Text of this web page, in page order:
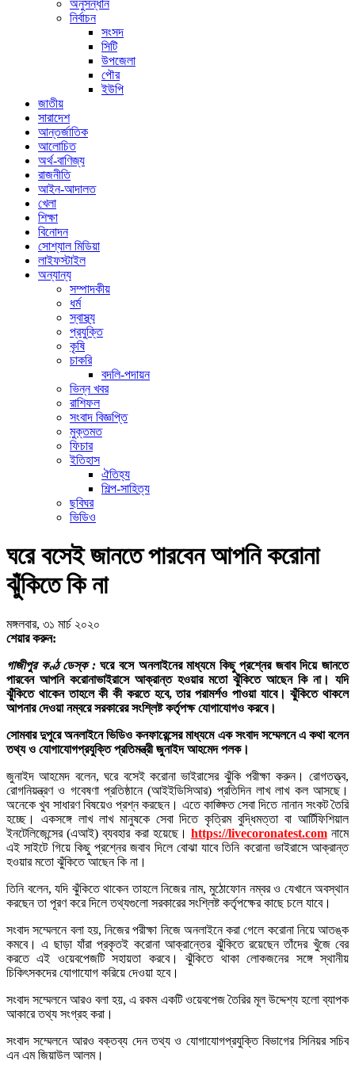
অনুসন্ধান
নির্বাচন
সংসদ
সিটি
উপজেলা
পৌর
ইউপি
জাতীয়
সারাদেশ
আন্তর্জাতিক
আলোচিত
অর্থ-বাণিজ্য
রাজনীতি
আইন-আদালত
খেলা
শিক্ষা
বিনোদন
সোশ্যাল মিডিয়া
লাইফস্টাইল
অন্যান্য
সম্পাদকীয়
ধর্ম
স্বাস্থ্য
প্রযুক্তি
কৃষি
চাকরি
বদলি-পদায়ন
ভিন্ন খবর
রাশিফল
সংবাদ বিজ্ঞপ্তি
মুক্তমত
ফিচার
ইতিহাস
ঐতিহ্য
শিল্প-সাহিত্য
ছবিঘর
ভিডিও
ঘরে বসেই জানতে পারবেন আপনি করোনা
ঝুঁকিতে কি না
মঙ্গলবার, ৩১ মার্চ ২০২০
শেয়ার করুন:
গাজীপুর কণ্ঠ ডেস্ক :ঘরে বসে অনলাইনের মাধ্যমে কিছু প্রশ্নের জবাব দিয়ে জানতে
পারবেন আপনি করোনাভাইরাসে আক্রান্ত হওয়ার মতো ঝুঁকিতে আছেন কি না। যদি
ঝুঁকিতে থাকেন তাহলে কী কী করতে হবে, তার পরামর্শও পাওয়া যাবে। ঝুঁকিতে থাকলে
আপনার দেওয়া নম্বরে সরকারের সংশ্লিষ্ট কর্তৃপক্ষ যোগাযোগও করবে।
সোমবার দুপুরে অনলাইনে ভিডিও কনফারেন্সের মাধ্যমে এক সংবাদ সম্মেলনে এ কথা বলেন
তথ্য ও যোগাযোগপ্রযুক্তি প্রতিমন্ত্রী জুনাইদ আহমেদ পলক।
জুনাইদ আহমেদ বলেন, ঘরে বসেই করোনা ভাইরাসের ঝুঁকি পরীক্ষা করুন। রোগতত্ত্ব,
রোগনিয়ন্ত্রণ ও গবেষণা প্রতিষ্ঠানে (আইইডিসিআর) প্রতিদিন লাখ লাখ কল আসছে।
অনেকে খুব সাধারণ বিষয়েও প্রশ্ন করছেন। এতে কাঙ্ক্ষিত সেবা দিতে নানান সংকট তৈরি
হচ্ছে। একসঙ্গে লাখ লাখ মানুষকে সেবা দিতে কৃত্রিম বুদ্ধিমত্তা বা আর্টিফিশিয়াল
ইনটেলিজেন্সের (এআই) ব্যবহার করা হয়েছে। https://livecoronatest.comনামে
এই সাইটে গিয়ে কিছু প্রশ্নের জবাব দিলে বোঝা যাবে তিনি করোনা ভাইরাসে আক্রান্ত
হওয়ার মতো ঝুঁকিতে আছেন কি না।
তিনি বলেন, যদি ঝুঁকিতে থাকেন তাহলে নিজের নাম, মুঠোফোন নম্বর ও যেখানে অবস্থান
করছেন তা পূরণ করে দিলে তথ্যগুলো সরকারের সংশ্লিষ্ট কর্তৃপক্ষের কাছে চলে যাবে।
সংবাদ সম্মেলনে বলা হয়, নিজের পরীক্ষা নিজে অনলাইনে করা গেলে করোনা নিয়ে আতঙ্ক
কমবে। এ ছাড়া যাঁরা প্রকৃতই করোনা আক্রান্তের ঝুঁকিতে রয়েছেন তাঁদের খুঁজে বের
করতে এই ওয়েবপেজটি সহায়তা করবে। ঝুঁকিতে থাকা লোকজনের সঙ্গে স্থানীয়
চিকিৎসকদের যোগাযোগ করিয়ে দেওয়া হবে।
সংবাদ সম্মেলনে আরও বলা হয়, এ রকম একটি ওয়েবপেজ তৈরির মূল উদ্দেশ্য হলো ব্যাপক
আকারে তথ্য সংগ্রহ করা।
সংবাদ সম্মেলনে আরও বক্তব্য দেন তথ্য ও যোগাযোগপ্রযুক্তি বিভাগের সিনিয়র সচিব
এন এম জিয়াউল আলম।